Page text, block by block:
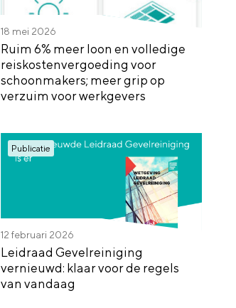
18 mei 2026
Ruim 6% meer loon en volledige
reiskostenvergoeding voor
schoonmakers; meer grip op
verzuim voor werkgevers
Publicatie
12 februari 2026
Leidraad Gevelreiniging
vernieuwd: klaar voor de regels
van vandaag